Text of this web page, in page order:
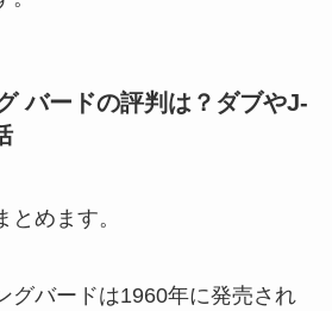
バードの評判は？ダブやJ-
めます。
グバードは1960年に発売され